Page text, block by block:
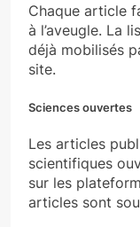
Chaque article
à l’aveugle. La
déjà mobilisés
site.
Sciences ouvertes
Les articles
scientifiques
sur les
articles sont